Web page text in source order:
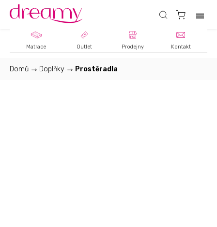
Matrace Outlet Prodejny Kontakt
Domů / Doplňky / Prostěradla